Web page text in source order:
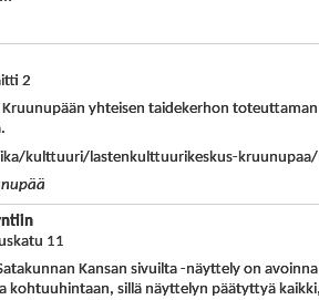
2
yhteisen taidekerhon
kulttuuri/lastenkulttuurikeskus-
11
Kansan sivuilta -näyttely on
sillä näyttelyn päätyttyä